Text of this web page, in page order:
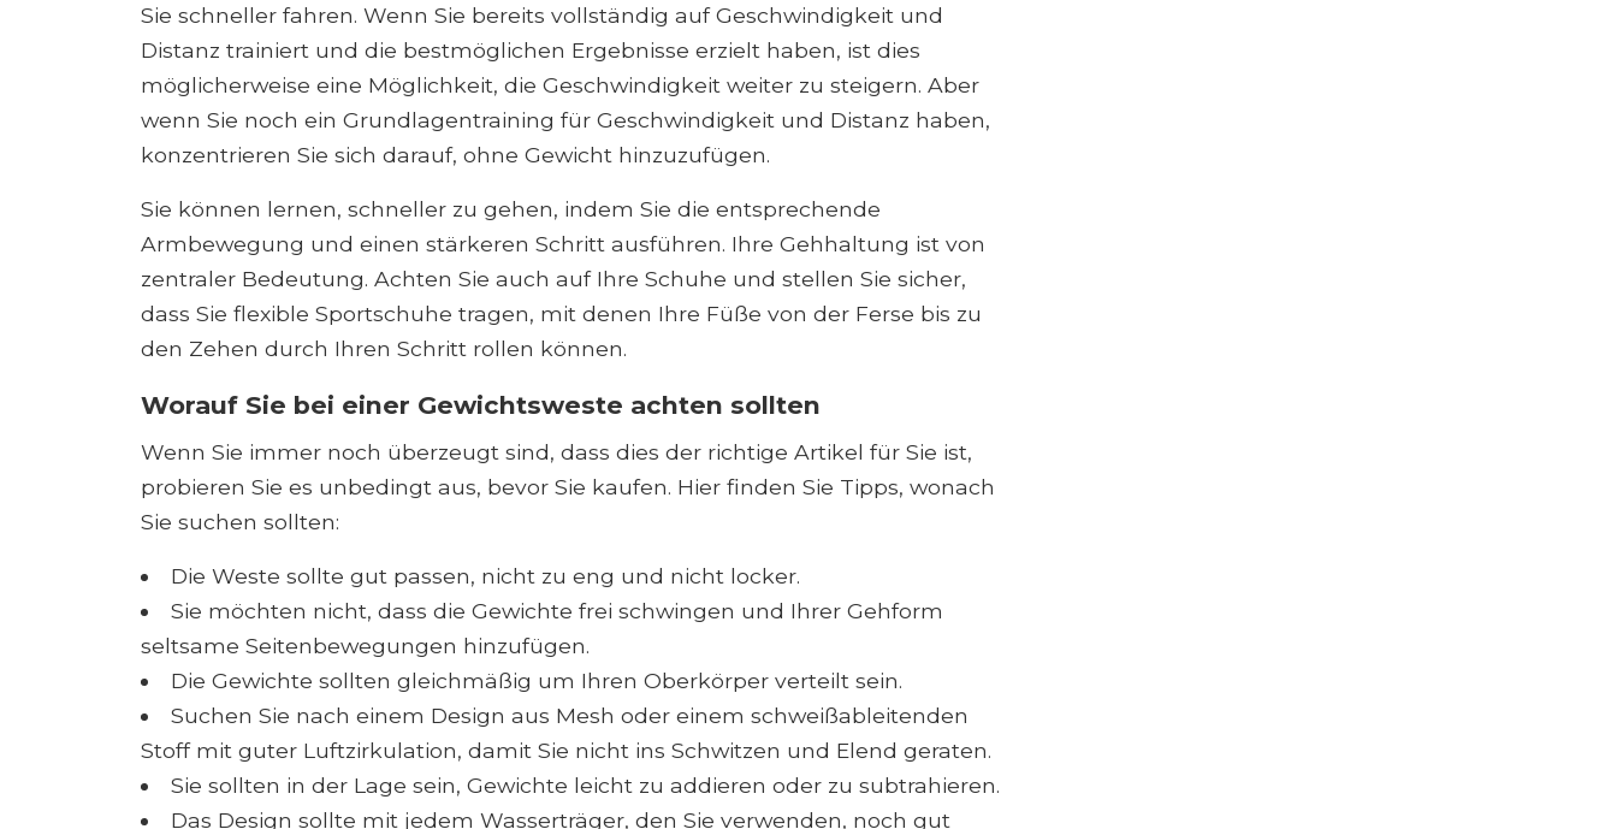
Sie schneller fahren. Wenn Sie bereits vollständig auf Geschwindigkeit und
Distanz trainiert und die bestmöglichen Ergebnisse erzielt haben, ist dies
möglicherweise eine Möglichkeit, die Geschwindigkeit weiter zu steigern. Aber
wenn Sie noch ein Grundlagentraining für Geschwindigkeit und Distanz haben,
konzentrieren Sie sich darauf, ohne Gewicht hinzuzufügen.
Sie können lernen, schneller zu gehen, indem Sie die entsprechende
Armbewegung und einen stärkeren Schritt ausführen. Ihre Gehhaltung ist von
zentraler Bedeutung. Achten Sie auch auf Ihre Schuhe und stellen Sie sicher,
dass Sie flexible Sportschuhe tragen, mit denen Ihre Füße von der Ferse bis zu
den Zehen durch Ihren Schritt rollen können.
Worauf Sie bei einer Gewichtsweste achten sollten
Wenn Sie immer noch überzeugt sind, dass dies der richtige Artikel für Sie ist,
probieren Sie es unbedingt aus, bevor Sie kaufen. Hier finden Sie Tipps, wonach
Sie suchen sollten:
Die Weste sollte gut passen, nicht zu eng und nicht locker.
Sie möchten nicht, dass die Gewichte frei schwingen und Ihrer Gehform
seltsame Seitenbewegungen hinzufügen.
Die Gewichte sollten gleichmäßig um Ihren Oberkörper verteilt sein.
Suchen Sie nach einem Design aus Mesh oder einem schweißableitenden
Stoff mit guter Luftzirkulation, damit Sie nicht ins Schwitzen und Elend geraten.
Sie sollten in der Lage sein, Gewichte leicht zu addieren oder zu subtrahieren.
Das Design sollte mit jedem Wasserträger, den Sie verwenden, noch gut